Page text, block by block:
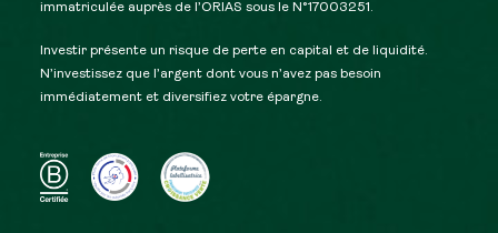
immatriculée auprès de l’ORIAS sous le N°17003251.
Investir présente un risque de perte en capital et de liquidité.
N’investissez que l’argent dont vous n’avez pas besoin
immédiatement et diversifiez votre épargne.